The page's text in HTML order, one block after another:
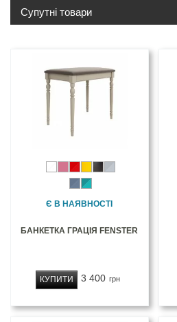
Супутні товари
Є В НАЯВНОСТІ
БАНКЕТКА ГРАЦІЯ FENSTER
3 400 грн
КУПИТИ